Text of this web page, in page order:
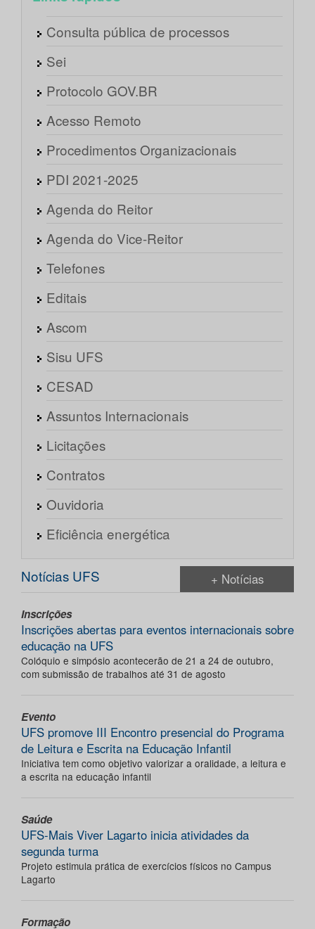
Consulta pública de processos
Sei
Protocolo GOV.BR
Acesso Remoto
Procedimentos Organizacionais
PDI 2021-2025
Agenda do Reitor
Agenda do Vice-Reitor
Telefones
Editais
Ascom
Sisu UFS
CESAD
Assuntos Internacionais
Licitações
Contratos
Ouvidoria
Eficiência energética
Notícias UFS + Notícias
Inscrições
Inscrições abertas para eventos internacionais sobre
educação na UFS
Colóquio e simpósio acontecerão de 21 a 24 de outubro,
com submissão de trabalhos até 31 de agosto
Evento
UFS promove III Encontro presencial do Programa
de Leitura e Escrita na Educação Infantil
Iniciativa tem como objetivo valorizar a oralidade, a leitura e
a escrita na educação infantil
Saúde
UFS-Mais Viver Lagarto inicia atividades da
segunda turma
Projeto estimula prática de exercícios físicos no Campus
Lagarto
Formação